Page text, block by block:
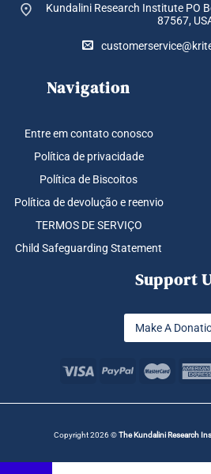
Kundalini Research Institute PO
87567,
Navigation
Entre em contato conosco
Política de privacidade
Política de Biscoitos
Política de devolução e reenvio
TERMOS DE SERVIÇO
Child Safeguarding Statement
Support
Make A
Copyright 2026 ©The Kundalini Research